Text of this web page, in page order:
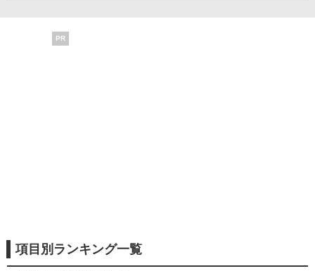
PR
項目別ランキング一覧